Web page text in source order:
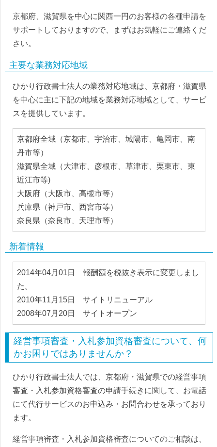
京都府、滋賀県を中心に関西一円のお客様の各種申請を
サポートしておりますので、まずはお気軽にご連絡くだ
さい。
主要な業務対応地域
ひかり行政書士法人の業務対応地域は、京都府・滋賀県
を中心に主に下記の地域を業務対応地域として、サービ
スを提供しています。
京都府全域（京都市、宇治市、城陽市、亀岡市、南
丹市等）
滋賀県全域（大津市、彦根市、草津市、栗東市、東
近江市等)
大阪府（大阪市、高槻市等）
兵庫県（神戸市、西宮市等）
奈良県（奈良市、天理市等）
新着情報
2014年04月01日 報酬額を税抜き表示に変更しまし
た。
2010年11月15日 サイトリニューアル
2008年07月20日 サイトオープン
経営事項審査・入札参加資格審査について、何
かお困りではありませんか？
ひかり行政書士法人では、京都府・滋賀県での経営事項
審査・入札参加資格審査の申請手続きに関して、お電話
にて代行サービスのお申込み・お問合わせを承っており
ます。
経営事項審査・入札参加資格審査についてのご相談は、